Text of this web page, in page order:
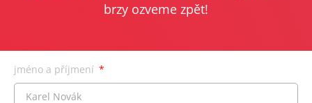
brzy ozveme zpět!
jméno a příjmení